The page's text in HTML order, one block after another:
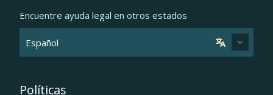
Encuentre ayuda legal en otros estados
Políticas